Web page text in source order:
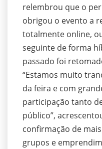
relembrou que o
obrigou o evento a
totalmente online,
seguinte de forma
passado foi
“Estamos muito
da feira e com
participação tanto
público”,
confirmação de
grupos e